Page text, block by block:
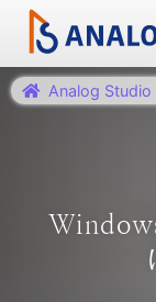
Analog Studio